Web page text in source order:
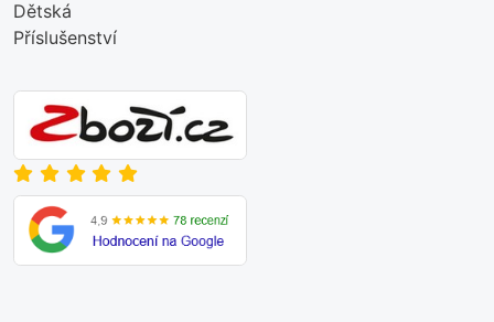
Dětská
Příslušenství